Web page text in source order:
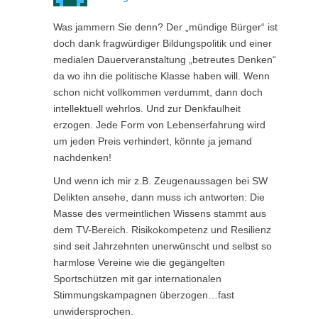
Was jammern Sie denn? Der „mündige Bürger“ ist
doch dank fragwürdiger Bildungspolitik und einer
medialen Dauerveranstaltung „betreutes Denken“
da wo ihn die politische Klasse haben will. Wenn
schon nicht vollkommen verdummt, dann doch
intellektuell wehrlos. Und zur Denkfaulheit
erzogen. Jede Form von Lebenserfahrung wird
um jeden Preis verhindert, könnte ja jemand
nachdenken!
Und wenn ich mir z.B. Zeugenaussagen bei SW
Delikten ansehe, dann muss ich antworten: Die
Masse des vermeintlichen Wissens stammt aus
dem TV-Bereich. Risikokompetenz und Resilienz
sind seit Jahrzehnten unerwünscht und selbst so
harmlose Vereine wie die gegängelten
Sportschützen mit gar internationalen
Stimmungskampagnen überzogen…fast
unwidersprochen.